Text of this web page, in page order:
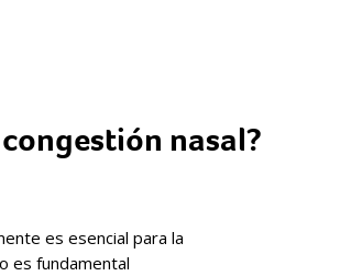
congestión nasal?
es esencial para la
es fundamental